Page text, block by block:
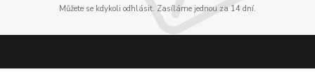
Můžete se kdykoli odhlásit. Zasíláme jednou za 14 dní.